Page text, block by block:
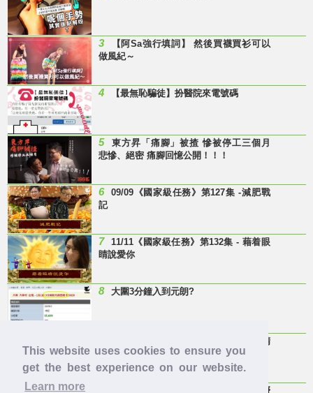
This website uses cookies to ensure you
get the best experience on our website.
Learn more
3
【阿Sa強行填詞】 然後買襪買衫可以
做風紀～
4 【最無恥騙徒】扮醫院來電號碼
5
東方昇「痛腳」被揸 慘被停工三個月
悲慘、絕密 痛腳回憶公開！！！
6
09/09《國家級任務》第127集 -減肥戰
記
7
11/11《國家級任務》第132集 - 藉着眼
睛說愛你
8 大圍3分鐘入到元朗?
Last Minute 迎接Baby雞精班！滴雞精
邊隻好？
【童年回憶】 有冇人記得呢兩隻嘢